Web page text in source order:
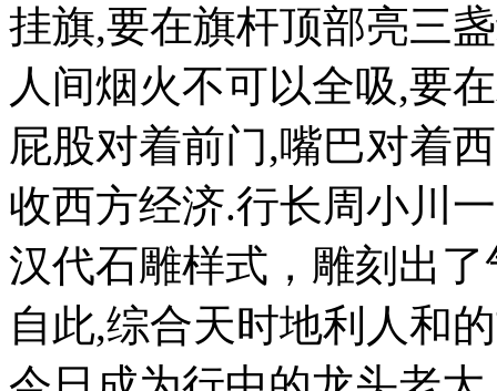
挂旗,要在旗杆顶部亮三
人间烟火不可以全吸,要
屁股对着前门,嘴巴对着
收西方经济.行长周小川
汉代石雕样式，雕刻出
自此,综合天时地利人和